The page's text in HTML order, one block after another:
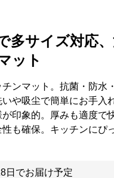
多サイズ対応
ット
ンマット。抗菌・防水
や吸尘で簡単にお手入
印象的。厚みも適度で
も確保。キッチンにぴ
日でお届け予定